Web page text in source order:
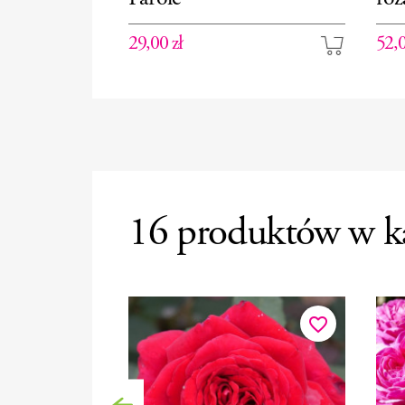
29,00 zł
16 produktów w
favorite_border